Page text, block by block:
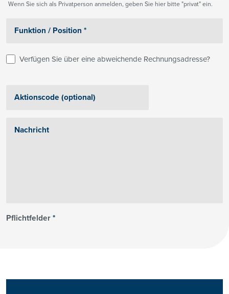
Wenn Sie sich als Privatperson anmelden, geben Sie hier bitte "privat" ein.
Verfügen Sie über eine abweichende Rechnungsadresse?
Pflichtfelder*